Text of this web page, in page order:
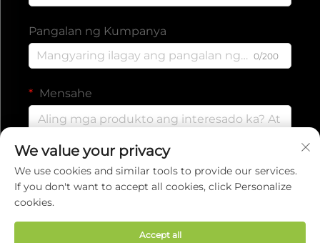
Pangalan ng Kumpanya
0/200
Mensahe
We value your privacy
We use cookies and similar tools to provide our services.
If you don't want to accept all cookies, click Personalize
cookies.
Accept all